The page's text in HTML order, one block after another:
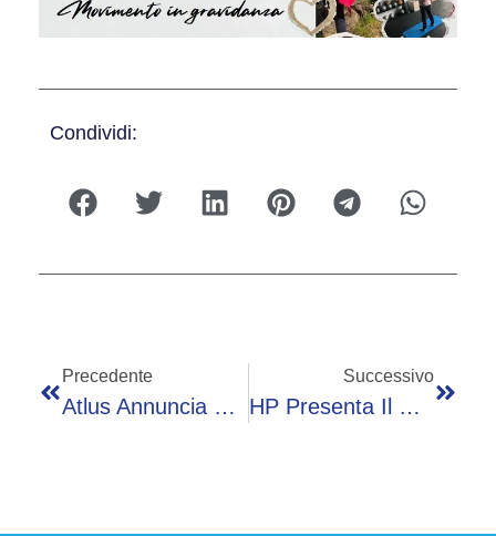
Condividi:
Precedente
Atlus Annuncia Ufficialmente Persona 6 Su PC E Console
Successivo
HP Presenta Il Nuovo Notebook Limited Edition Scuderia Ferrari